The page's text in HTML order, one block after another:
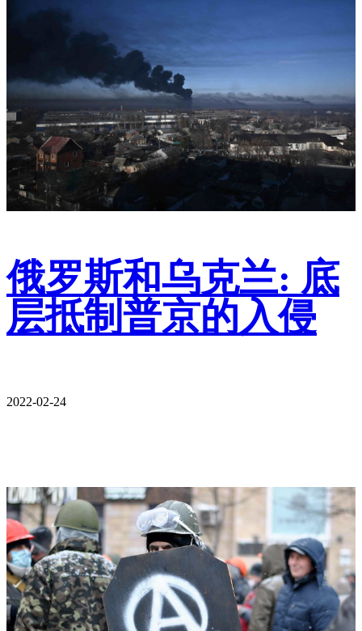
俄罗斯和乌克兰: 底
层抵制普京的入侵
2022-02-24